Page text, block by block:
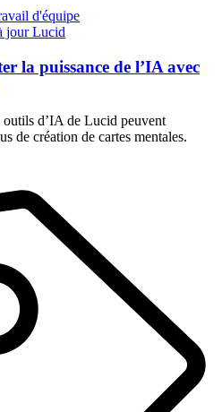
d'équipe
jour Lucid
la puissance de l’IA avec
d’IA de Lucid peuvent
de création de cartes mentales.